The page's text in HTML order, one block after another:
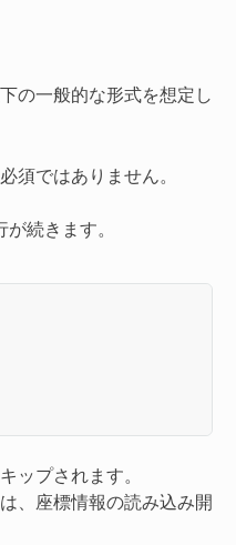
の一般的な形式を想定し
須ではありません。
続きます。
ップされます。
、座標情報の読み込み開